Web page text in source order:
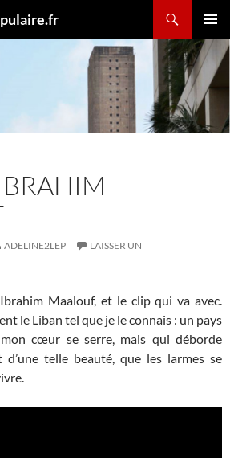
MENU
ADELINE2LEP
LAISSER UN
Maalouf, et le clip qui va avec.
le Liban tel que je le connais : un pays
cœur se serre, mais qui déborde
d’une telle beauté, que les larmes se